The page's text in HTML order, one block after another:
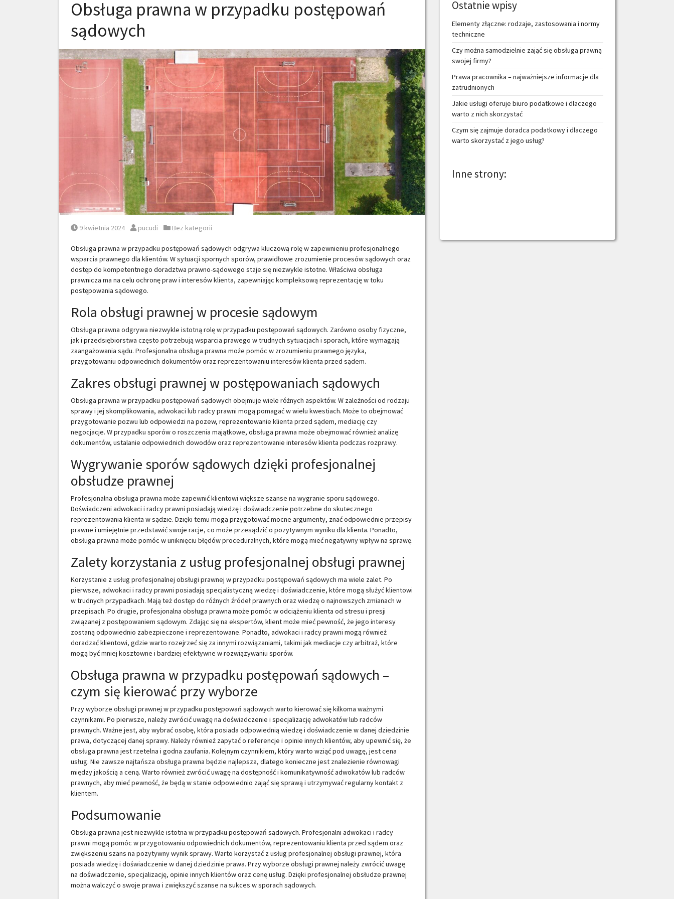
Obsługa prawna w przypadku postępowań
sądowych
Posted on
9 kwietnia 2024 Posted by
pucudi Posted in
Bez kategorii
Obsługa prawna w przypadku postępowań sądowych odgrywa kluczową rolę w zapewnieniu profesjonalnego
wsparcia prawnego dla klientów. W sytuacji spornych sporów, prawidłowe zrozumienie procesów sądowych oraz
dostęp do kompetentnego doradztwa prawno-sądowego staje się niezwykle istotne. Właściwa obsługa
prawnicza ma na celu ochronę praw i interesów klienta, zapewniając kompleksową reprezentację w toku
postępowania sądowego.
Rola obsługi prawnej w procesie sądowym
Obsługa prawna odgrywa niezwykle istotną rolę w przypadku postępowań sądowych. Zarówno osoby fizyczne,
jak i przedsiębiorstwa często potrzebują wsparcia prawego w trudnych sytuacjach i sporach, które wymagają
zaangażowania sądu. Profesjonalna obsługa prawna może pomóc w zrozumieniu prawnego języka,
przygotowaniu odpowiednich dokumentów oraz reprezentowaniu interesów klienta przed sądem.
Zakres obsługi prawnej w postępowaniach sądowych
Obsługa prawna w przypadku postępowań sądowych obejmuje wiele różnych aspektów. W zależności od rodzaju
sprawy i jej skomplikowania, adwokaci lub radcy prawni mogą pomagać w wielu kwestiach. Może to obejmować
przygotowanie pozwu lub odpowiedzi na pozew, reprezentowanie klienta przed sądem, mediację czy
negocjacje. W przypadku sporów o roszczenia majątkowe, obsługa prawna może obejmować również analizę
dokumentów, ustalanie odpowiednich dowodów oraz reprezentowanie interesów klienta podczas rozprawy.
Wygrywanie sporów sądowych dzięki profesjonalnej
obsłudze prawnej
Profesjonalna obsługa prawna może zapewnić klientowi większe szanse na wygranie sporu sądowego.
Doświadczeni adwokaci i radcy prawni posiadają wiedzę i doświadczenie potrzebne do skutecznego
reprezentowania klienta w sądzie. Dzięki temu mogą przygotować mocne argumenty, znać odpowiednie przepisy
prawne i umiejętnie przedstawić swoje racje, co może przesądzić o pozytywnym wyniku dla klienta. Ponadto,
obsługa prawna może pomóc w uniknięciu błędów proceduralnych, które mogą mieć negatywny wpływ na sprawę.
Zalety korzystania z usług profesjonalnej obsługi prawnej
Korzystanie z usług profesjonalnej obsługi prawnej w przypadku postępowań sądowych ma wiele zalet. Po
pierwsze, adwokaci i radcy prawni posiadają specjalistyczną wiedzę i doświadczenie, które mogą służyć klientowi
w trudnych przypadkach. Mają też dostęp do różnych źródeł prawnych oraz wiedzę o najnowszych zmianach w
przepisach. Po drugie, profesjonalna obsługa prawna może pomóc w odciążeniu klienta od stresu i presji
związanej z postępowaniem sądowym. Zdając się na ekspertów, klient może mieć pewność, że jego interesy
zostaną odpowiednio zabezpieczone i reprezentowane. Ponadto, adwokaci i radcy prawni mogą również
doradzać klientowi, gdzie warto rozejrzeć się za innymi rozwiązaniami, takimi jak mediacje czy arbitraż, które
mogą być mniej kosztowne i bardziej efektywne w rozwiązywaniu sporów.
Obsługa prawna w przypadku postępowań sądowych –
czym się kierować przy wyborze
Przy wyborze obsługi prawnej w przypadku postępowań sądowych warto kierować się kilkoma ważnymi
czynnikami. Po pierwsze, należy zwrócić uwagę na doświadczenie i specjalizację adwokatów lub radców
prawnych. Ważne jest, aby wybrać osobę, która posiada odpowiednią wiedzę i doświadczenie w danej dziedzinie
prawa, dotyczącej danej sprawy. Należy również zapytać o referencje i opinie innych klientów, aby upewnić się, że
obsługa prawna jest rzetelna i godna zaufania. Kolejnym czynnikiem, który warto wziąć pod uwagę, jest cena
usług. Nie zawsze najtańsza obsługa prawna będzie najlepsza, dlatego konieczne jest znalezienie równowagi
między jakością a ceną. Warto również zwrócić uwagę na dostępność i komunikatywność adwokatów lub radców
prawnych, aby mieć pewność, że będą w stanie odpowiednio zająć się sprawą i utrzymywać regularny kontakt z
klientem.
Podsumowanie
Obsługa prawna jest niezwykle istotna w przypadku postępowań sądowych. Profesjonalni adwokaci i radcy
prawni mogą pomóc w przygotowaniu odpowiednich dokumentów, reprezentowaniu klienta przed sądem oraz
zwiększeniu szans na pozytywny wynik sprawy. Warto korzystać z usług profesjonalnej obsługi prawnej, która
posiada wiedzę i doświadczenie w danej dziedzinie prawa. Przy wyborze obsługi prawnej należy zwrócić uwagę
na doświadczenie, specjalizację, opinie innych klientów oraz cenę usług. Dzięki profesjonalnej obsłudze prawnej
można walczyć o swoje prawa i zwiększyć szanse na sukces w sporach sądowych.
Ostatnie wpisy
Elementy złączne: rodzaje, zastosowania i normy
techniczne
Czy można samodzielnie zająć się obsługą prawną
swojej firmy?
Prawa pracownika – najważniejsze informacje dla
zatrudnionych
Jakie usługi oferuje biuro podatkowe i dlaczego
warto z nich skorzystać
Czym się zajmuje doradca podatkowy i dlaczego
warto skorzystać z jego usług?
Inne strony: